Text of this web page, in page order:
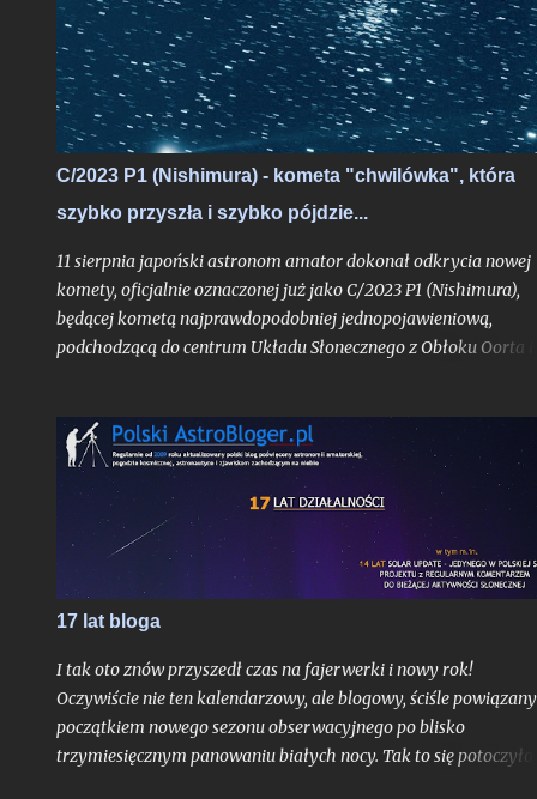
się ze swojego miejsca zamieszkania to nie ma podstaw by je w
statystyce pominąć. Rok 2020 był czasem, gdy obecny cykl
słoneczny klasyfikowany od grudnia 2019 roku, dopiero
raczkował. Trudno było więc oczekiwać aby tarcza Słońca była
już urozmaicona jakimikolwiek plamami mogącymi
nam widoki i fotografie zaćmienia, jakkolwiek pomijalne by
nie było. Liczba Wolfa była wówczas wyzerowana.
C/2023 P1 (Nishimura) - kometa "chwilówka", która
szybko przyszła i szybko pójdzie...
11 sierpnia japoński astronom amator dokonał odkrycia nowej
komety, oficjalnie oznaczonej już jako C/2023 P1 (Nishimura),
będącej kometą najprawdopodobniej jednopojawieniową,
podchodzącą do centrum Układu Słonecznego z Obłoku Oorta i
odkrycia był bardzo jasny jak na kometę, mając blask rzędu
mag.
17 lat bloga
I tak oto znów przyszedł czas na fajerwerki i nowy rok!
Oczywiście nie ten kalendarzowy, ale blogowy, ściśle
początkiem nowego sezonu obserwacyjnego po blisko
trzymiesięcznym panowaniu białych nocy. Tak to się